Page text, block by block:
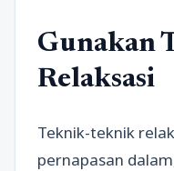
Gunakan
Relaksasi
Teknik-teknik
pernapasan